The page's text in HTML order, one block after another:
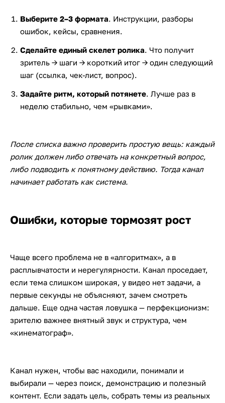
Выберите 2–3 формата. Инструкции, разборы
ошибок, кейсы, сравнения.
Сделайте единый скелет ролика. Что получит
зритель → шаги → короткий итог → один следующий
шаг (ссылка, чек-лист, вопрос).
Задайте ритм, который потянете. Лучше раз в
неделю стабильно, чем «рывками».
После списка важно проверить простую вещь: каждый
ролик должен либо отвечать на конкретный вопрос,
либо подводить к понятному действию. Тогда канал
начинает работать как система.
Ошибки, которые тормозят рост
Чаще всего проблема не в «алгоритмах», а в
расплывчатости и нерегулярности. Канал проседает,
если тема слишком широкая, у видео нет задачи, а
первые секунды не объясняют, зачем смотреть
дальше. Еще одна частая ловушка — перфекционизм:
зрителю важнее внятный звук и структура, чем
«кинематограф».
Канал нужен, чтобы вас находили, понимали и
выбирали — через поиск, демонстрацию и полезный
контент. Если задать цель, собрать темы из реальных